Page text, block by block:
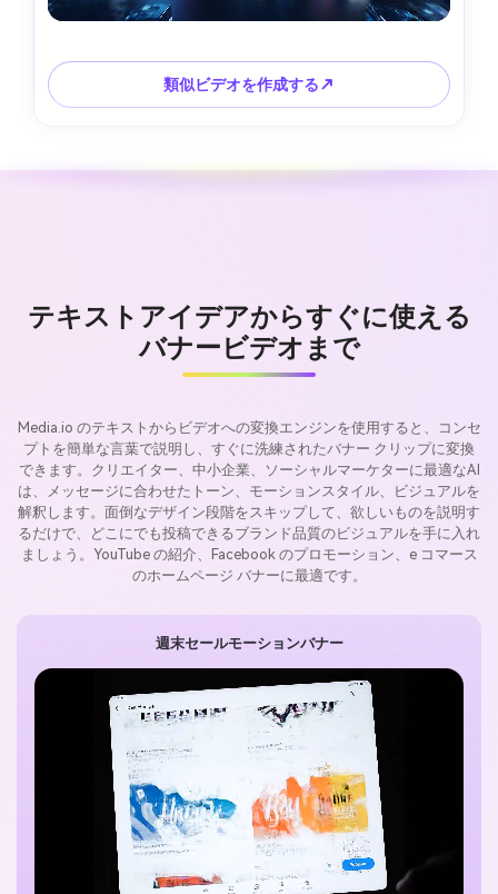
類似ビデオを作成する↗
テキストアイデアからすぐに使える
バナービデオまで
Media.io のテキストからビデオへの変換エンジンを使用すると、コンセ
プトを簡単な言葉で説明し、すぐに洗練されたバナー クリップに変換
できます。クリエイター、中小企業、ソーシャルマーケターに最適なAI
は、メッセージに合わせたトーン、モーションスタイル、ビジュアルを
解釈します。面倒なデザイン段階をスキップして、欲しいものを説明す
るだけで、どこにでも投稿できるブランド品質のビジュアルを手に入れ
ましょう。YouTube の紹介、Facebook のプロモーション、e コマース
のホームページ バナーに最適です。
週末セールモーションバナー